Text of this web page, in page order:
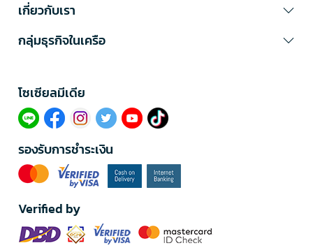
เกี่ยวกับเรา
กลุ่มธุรกิจในเครือ
โซเซียลมีเดีย​
รองรับการชำระเงิน
Verified by